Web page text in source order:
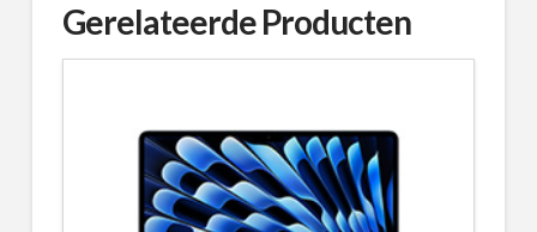
Gerelateerde Producten